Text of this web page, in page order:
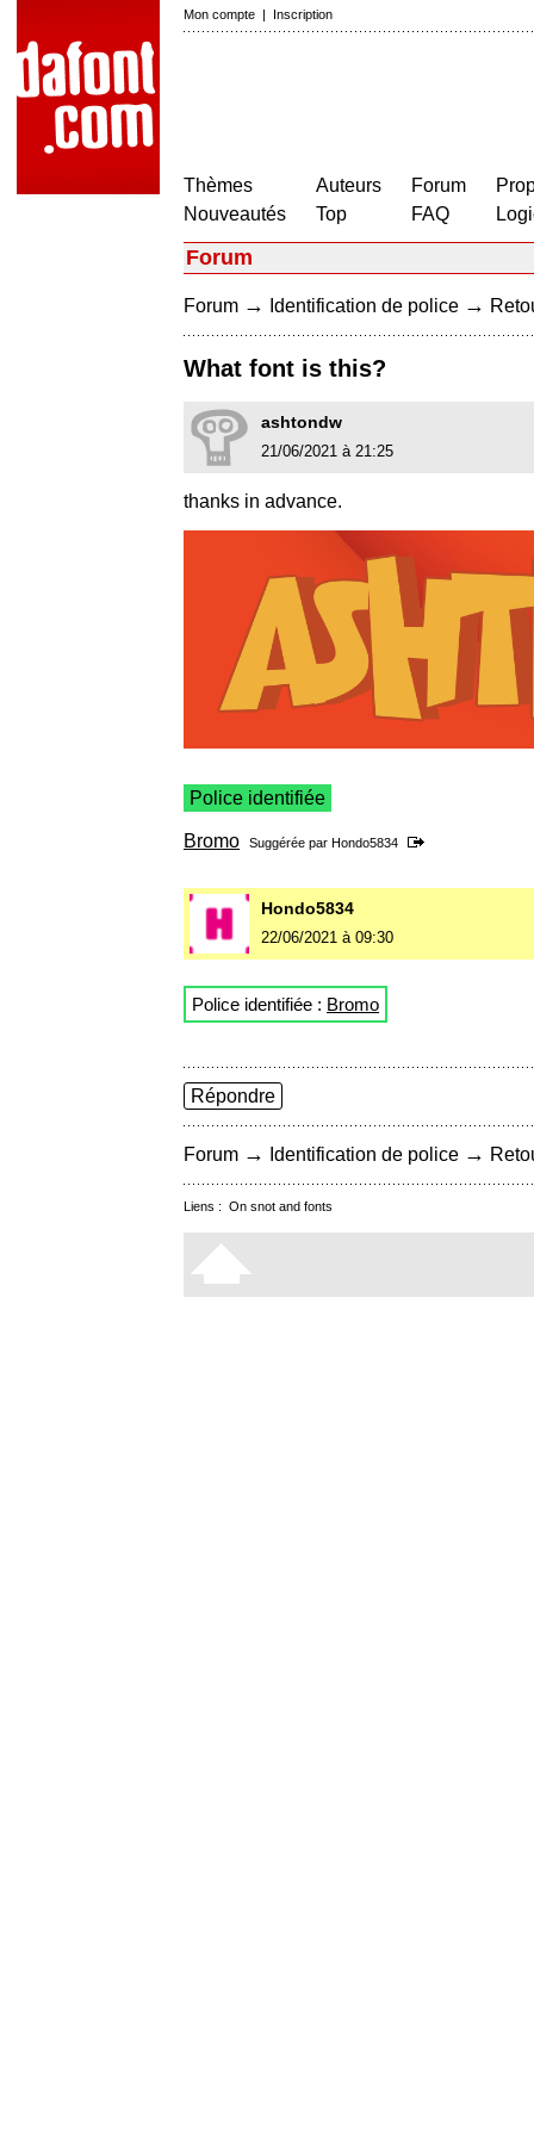
Mon compte | Inscription
Thèmes
Nouveautés
Auteurs
Top
Forum
FAQ
Forum
Forum → Identification de police →
What font is this?
ashtondw
21/06/2021 à 21:25
thanks in advance.
Police identifiée
Bromo Suggérée par Hondo5834
Hondo5834
22/06/2021 à 09:30
Police identifiée : Bromo
Répondre
Forum → Identification de police →
Liens : On snot and fonts